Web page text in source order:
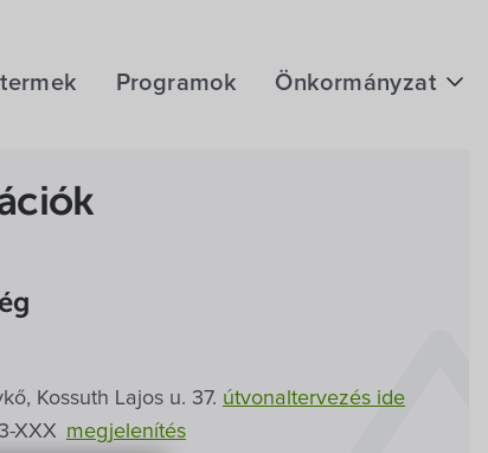
Programok Önkormányzat
Kossuth Lajos u. 37. útvonaltervezés ide
XXX megjelenítés